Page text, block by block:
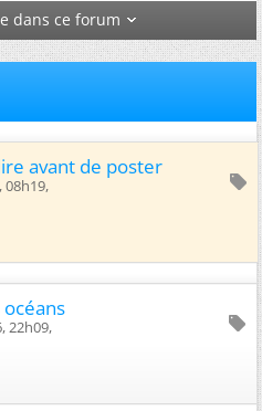
dans ce forum
avant de poster
22h09,